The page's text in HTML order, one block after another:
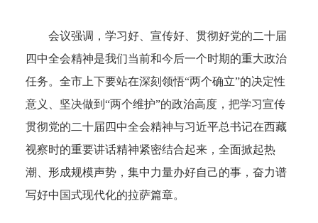
会议强调，学习好、宣传好、贯彻好党的二十届
四中全会精神是我们当前和今后一个时期的重大政治
任务。全市上下要站在深刻领悟“两个确立”的决定性
意义、坚决做到“两个维护”的政治高度，把学习宣传
贯彻党的二十届四中全会精神与习近平总书记在西藏
视察时的重要讲话精神紧密结合起来，全面掀起热
潮、形成规模声势，集中力量办好自己的事，奋力谱
写好中国式现代化的拉萨篇章。